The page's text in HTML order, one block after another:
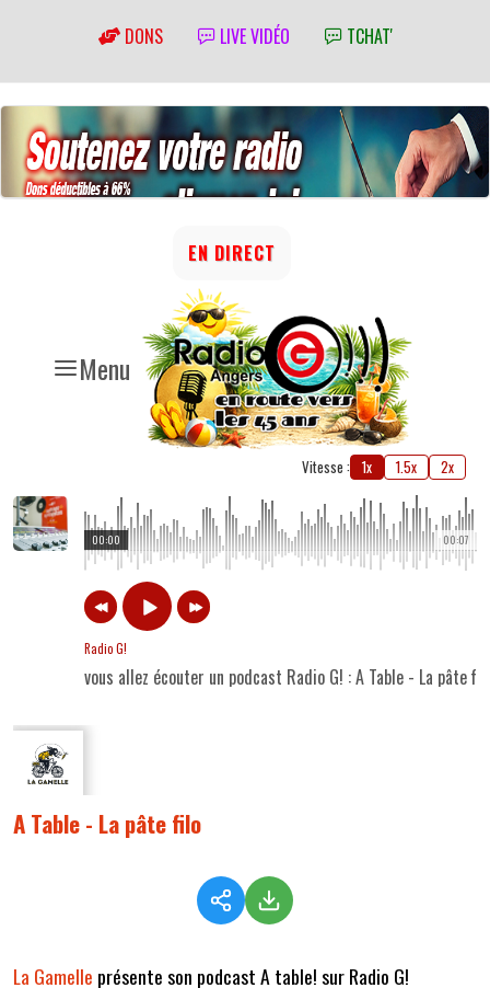
DONS LIVE VIDÉO TCHAT'
Menu
EN DIRECT
Vitesse : 1x 1.5x 2x
00:07
00:00
Radio G!
vous allez écouter un podcast Radio G! : A Table - La pâte
A Table - La pâte filo
La Gamelle présente son podcast A table! sur Radio G!